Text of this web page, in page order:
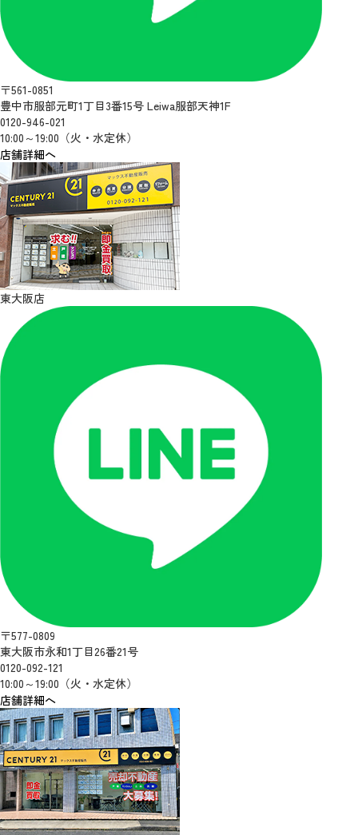
〒561-0851
豊中市服部元町1丁目3番15号 Leiwa服部天神1F
0120-946-021
10:00～19:00（火・水定休）
店舗詳細へ
東大阪店
〒577-0809
東大阪市永和1丁目26番21号
0120-092-121
10:00～19:00（火・水定休）
店舗詳細へ